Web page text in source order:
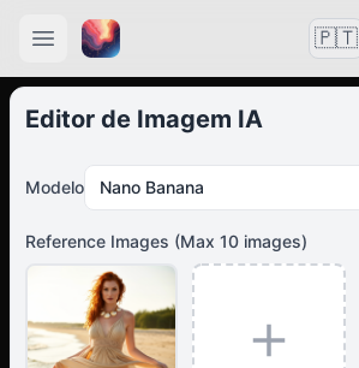
🇵🇹
Editor de Imagem IA
Modelo Nano Banana
Reference Images (Max 10 images)